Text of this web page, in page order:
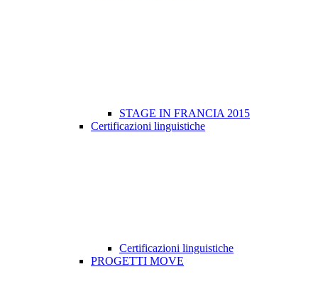
STAGE IN FRANCIA 2015
Certificazioni linguistiche
Certificazioni linguistiche
PROGETTI MOVE